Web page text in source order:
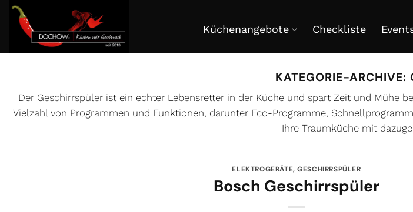
Zum
Inhalt
springen
Küchenangebote Checkliste
KATEGORIE-ARCHIVE:
Der Geschirrspüler ist ein echter Lebensretter in der Küche und spart Zeit und Mühe
Vielzahl von Programmen und Funktionen, darunter Eco-Programme,
Ihre Traumküche mit
ELEKTROGERÄTE,GESCHIRRSPÜLER
Bosch Geschirrspüler